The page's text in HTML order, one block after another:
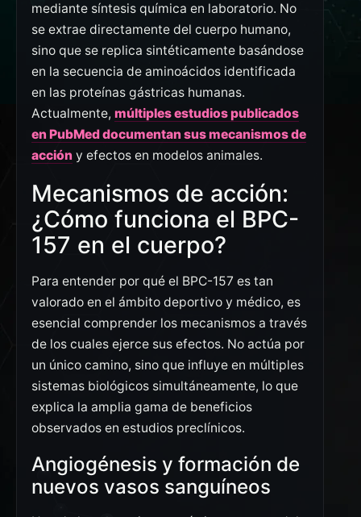
mediante síntesis química en laboratorio. No
se extrae directamente del cuerpo humano,
sino que se replica sintéticamente basándose
en la secuencia de aminoácidos identificada
en las proteínas gástricas humanas.
Actualmente, múltiples estudios publicados
en PubMed documentan sus mecanismos de
acción y efectos en modelos animales.
Mecanismos de acción:
¿Cómo funciona el BPC-
157 en el cuerpo?
Para entender por qué el BPC-157 es tan
valorado en el ámbito deportivo y médico, es
esencial comprender los mecanismos a través
de los cuales ejerce sus efectos. No actúa por
un único camino, sino que influye en múltiples
sistemas biológicos simultáneamente, lo que
explica la amplia gama de beneficios
observados en estudios preclínicos.
Angiogénesis y formación de
nuevos vasos sanguíneos